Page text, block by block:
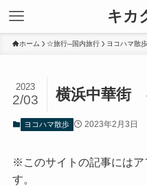
キカ
ホーム ☆旅行─国内旅行 ヨコハマ散歩
横浜中華街
2023
2/03
ヨコハマ散歩 2023年2月3日
※このサイトの記事にはア
す。